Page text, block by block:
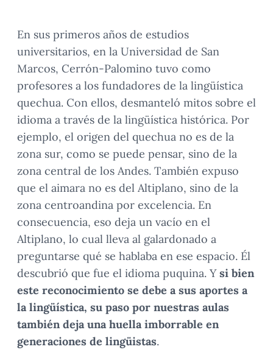
En sus primeros años de estudios
universitarios, en la Universidad de San
Marcos, Cerrón-Palomino tuvo como
profesores a los fundadores de la lingüística
quechua. Con ellos, desmanteló mitos sobre el
idioma a través de la lingüística histórica. Por
ejemplo, el origen del quechua no es de la
zona sur, como se puede pensar, sino de la
zona central de los Andes. También expuso
que el aimara no es del Altiplano, sino de la
zona centroandina por excelencia. En
consecuencia, eso deja un vacío en el
Altiplano, lo cual lleva al galardonado a
preguntarse qué se hablaba en ese espacio. Él
descubrió que fue el idioma puquina. Ysi bien
este reconocimiento se debe a sus aportes a
la lingüística, su paso por nuestras aulas
también deja una huella imborrable en
generaciones de lingüistas.